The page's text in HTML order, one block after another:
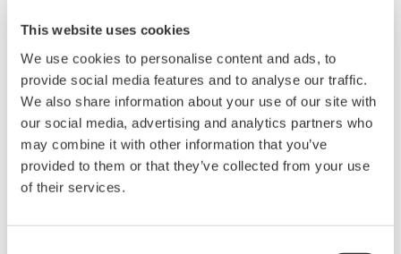
This website uses cookies
We use cookies to personalise content and ads, to
provide social media features and to analyse our traffic.
We also share information about your use of our site with
our social media, advertising and analytics partners who
may combine it with other information that you’ve
provided to them or that they’ve collected from your use
of their services.